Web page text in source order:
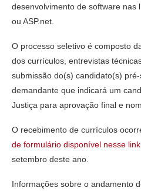
desenvolvimento de software nas
ou ASP.net.
O processo seletivo é composto
dos currículos, entrevistas
submissão do(s) candidato(s)
demandante que indicará um
Justiça para aprovação final e
O recebimento de currículos
de formulário disponível nesse link
setembro deste ano.
Informações sobre o andamento